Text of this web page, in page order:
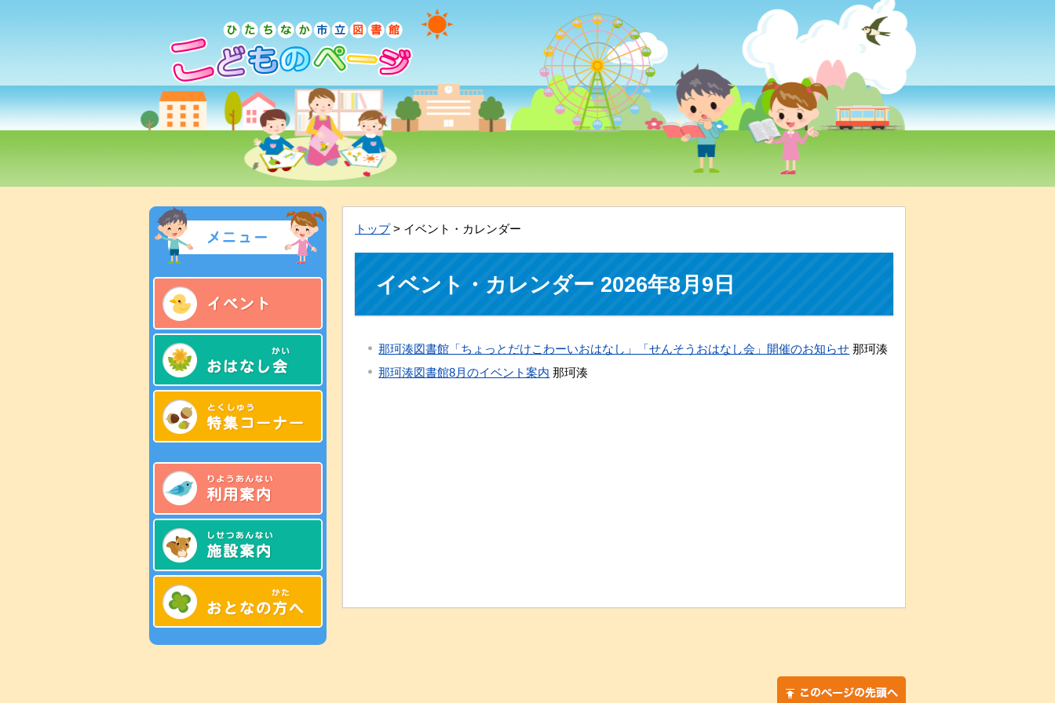
トップ> イベント・カレンダー
イベント・カレンダー 2026年8月9日
那珂湊図書館「ちょっとだけこわーいおはなし」「せんそうおはなし会」開催のお知らせ 那珂湊
那珂湊図書館8月のイベント案内 那珂湊